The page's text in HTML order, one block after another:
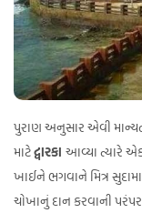
પુરાણ અનુસાર એવી
માટેદ્વારકા આવ્યા ત્યારે
ખાઈને ભગવાને મિત્ર
ચોખાનું દાન કરવાની